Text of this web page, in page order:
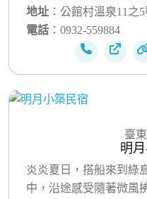
地址 ：公館村溫泉11之
電話 ：0932-559884
臺
明
炎炎夏日，搭船來到綠
中，沿途感受隨著微風